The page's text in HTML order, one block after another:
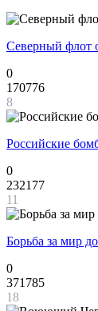
Северный флот
0
170776
8
Российские
0
232177
11
Борьба за мир
0
371785
18